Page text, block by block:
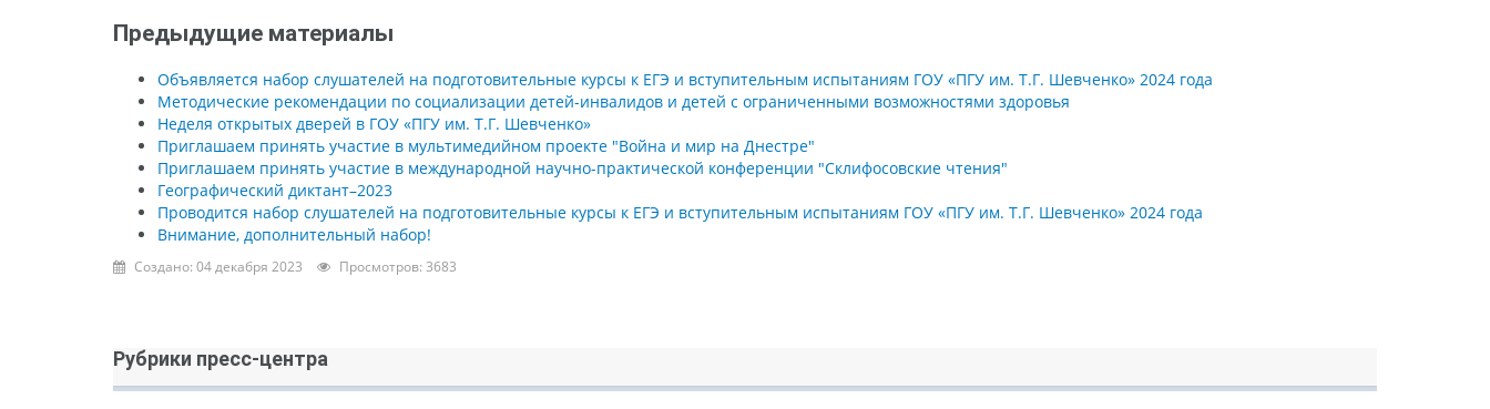
Предыдущие материалы
Объявляется набор слушателей на подготовительные курсы к ЕГЭ и вступительным испытаниям ГОУ «ПГУ им. Т.Г. Шевченко» 2024 года
Методические рекомендации по социализации детей-инвалидов и детей с ограниченными возможностями здоровья
Неделя открытых дверей в ГОУ «ПГУ им. Т.Г. Шевченко»
Приглашаем принять участие в мультимедийном проекте "Война и мир на Днестре"
Приглашаем принять участие в международной научно-практической конференции "Склифосовские чтения"
Географический диктант–2023
Проводится набор слушателей на подготовительные курсы к ЕГЭ и вступительным испытаниям ГОУ «ПГУ им. Т.Г. Шевченко» 2024 года
Внимание, дополнительный набор!
Создано: 04 декабря 2023 Просмотров: 3683
Рубрики пресс-центра